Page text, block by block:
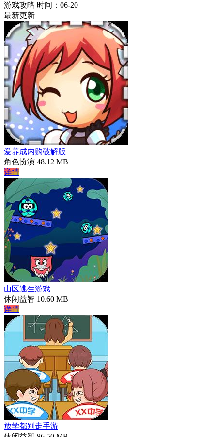
游戏攻略 时间：06-20
最新更新
爱养成内购破解版
角色扮演 48.12 MB
详情
山区逃生游戏
休闲益智 10.60 MB
详情
放学都别走手游